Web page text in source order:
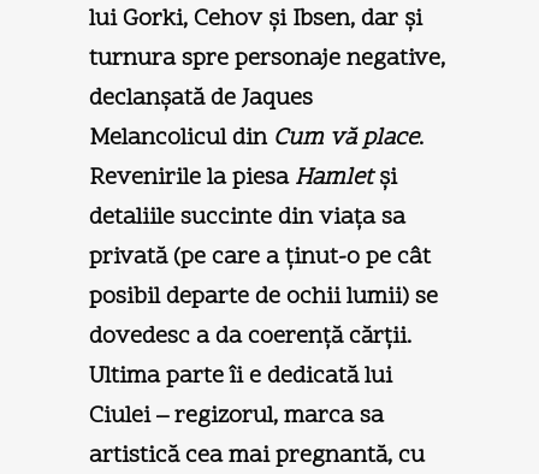
lui Gorki, Cehov şi Ibsen, dar şi
turnura spre personaje negative,
declanşată de Jaques
Melancolicul din Cum vă place.
Revenirile la piesaHamletşi
detaliile succinte din viaţa sa
privată (pe care a ţinut-o pe cât
posibil departe de ochii lumii) se
dovedesc a da coerenţă cărţii.
Ultima parte îi e dedicată lui
Ciulei – regizorul, marca sa
artistică cea mai pregnantă, cu